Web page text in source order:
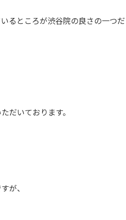
るところが渋谷院の良さの一つだ
だいております。
が、